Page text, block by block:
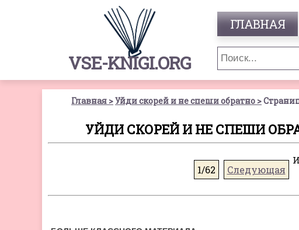
VSE-KNIGI.ORG
ГЛАВНАЯ
Главная Уйди скорей и не спеши обратно
УЙДИ СКОРЕЙ И НЕ СПЕШИ
1/62 Следующая